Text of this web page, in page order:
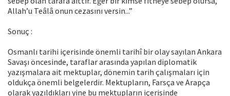
Allah’u Teâlâ onun cezasını versin...”
Sonuç :
Osmanlı tarihi içerisinde önemli tarihî bir olay sayılan Ankara
Savaşı öncesinde, taraflar arasında yapılan diplomatik
yazışmalara ait mektuplar, dönemin tarih çalışmaları için
oldukça önemli belgelerdir. Mektupların, Farsça ve Arapça
olarak yazıldıkları yine bu mektupların içerisinde